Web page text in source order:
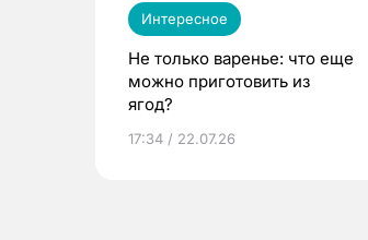
Интересное
Не только варенье: что еще
можно приготовить из
ягод?
17:34 / 22.07.26